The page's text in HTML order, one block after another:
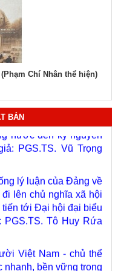
Chí Nhân thể hiện)
BẢN
Hồ Chí Minh.
nước đến kỷ nguyên
lý luận của Đảng về
lên chủ nghĩa xã hội
tới Đại hội đại biểu
PGS.TS. Tô Huy Rứa
Việt Nam - chủ thể
nhanh, bền vững trong
Hậu (Chủ biên).